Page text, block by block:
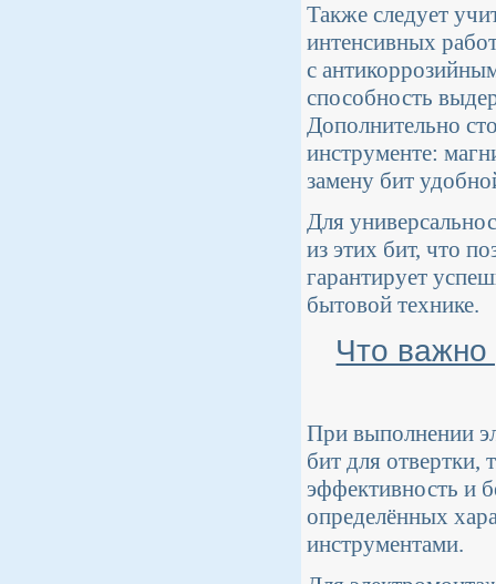
Также следует
интенсивных
с
способность
Дополнительно
инструменте:
замену бит
Для
из этих бит, что
гарантирует
бытовой технике.
Что важно
При выполнении
бит для отвертки,
эффективность и
определённых
инструментами.